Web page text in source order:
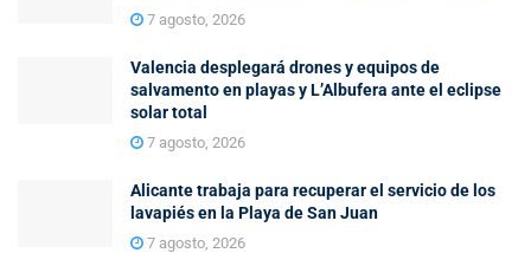
7 agosto, 2026
Valencia desplegará drones y equipos de
salvamento en playas y L’Albufera ante el eclipse
solar total
7 agosto, 2026
Alicante trabaja para recuperar el servicio de los
lavapiés en la Playa de San Juan
7 agosto, 2026